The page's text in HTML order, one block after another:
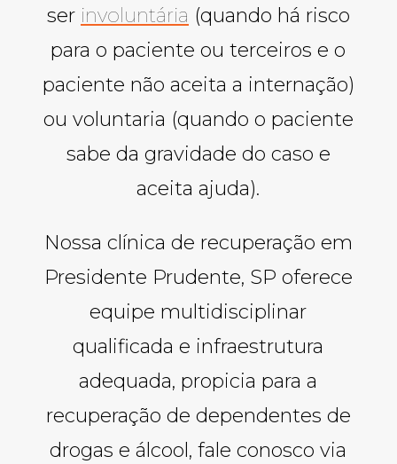
ser involuntária (quando há risco
para o paciente ou terceiros e o
paciente não aceita a internação)
ou voluntaria (quando o paciente
sabe da gravidade do caso e
aceita ajuda).
Nossa clínica de recuperação em
Presidente Prudente, SP oferece
equipe multidisciplinar
qualificada e infraestrutura
adequada, propicia para a
recuperação de dependentes de
drogas e álcool, fale conosco via